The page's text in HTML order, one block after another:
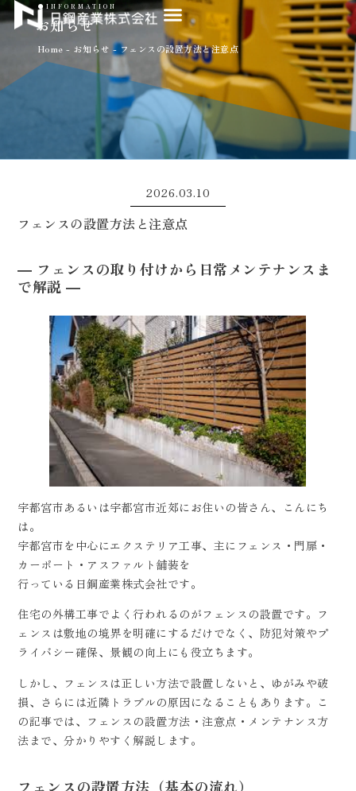
●INFORMATION
お知らせ
Home - お知らせ -フェンスの設置方法と注意点
2026.03.10
フェンスの設置方法と注意点
― フェンスの取り付けから日常メンテナンスま
で解説 ―
宇都宮市あるいは宇都宮市近郊にお住いの皆さん、こんにち
は。
宇都宮市を中心にエクステリア工事、主にフェンス・門扉・
カーポート・アスファルト舗装を
行っている日鋼産業株式会社です。
住宅の外構工事でよく行われるのがフェンスの設置です。フ
ェンスは敷地の境界を明確にするだけでなく、防犯対策やプ
ライバシー確保、景観の向上にも役立ちます。
しかし、フェンスは正しい方法で設置しないと、ゆがみや破
損、さらには近隣トラブルの原因になることもあります。こ
の記事では、フェンスの設置方法・注意点・メンテナンス方
法まで、分かりやすく解説します。
フェンスの設置方法（基本の流れ）